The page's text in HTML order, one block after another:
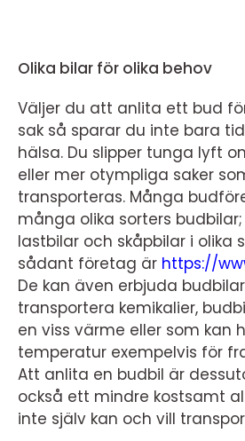
Olika bilar för olika behov
Väljer du att anlita ett bud
sak så sparar du inte bara
hälsa. Du slipper tunga lyft
eller mer otympliga saker
transporteras. Många
många olika sorters
lastbilar och skåpbilar i olika
sådant företag är https://
De kan även erbjuda
transportera kemikalier,
en viss värme eller som kan
temperatur exempelvis för
Att anlita en budbil är
också ett mindre kostsamt
inte själv kan och vill